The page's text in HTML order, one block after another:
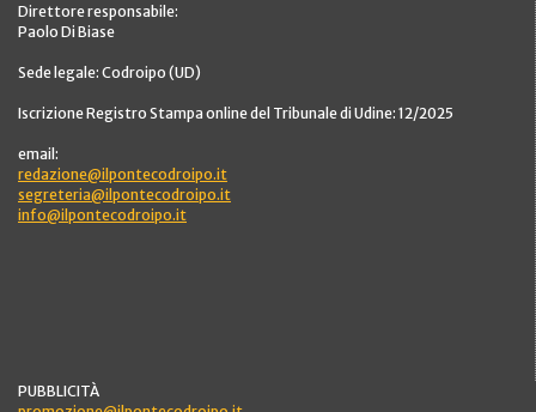
Direttore responsabile:
Paolo Di Biase
Sede legale: Codroipo (UD)
Iscrizione Registro Stampa online del Tribunale di Udine: 12/2025
email:
redazione@ilpontecodroipo.it
segreteria@ilpontecodroipo.it
info@ilpontecodroipo.it
PUBBLICITÀ